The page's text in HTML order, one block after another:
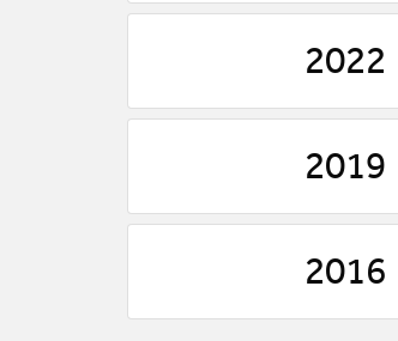
2022
2019
2016